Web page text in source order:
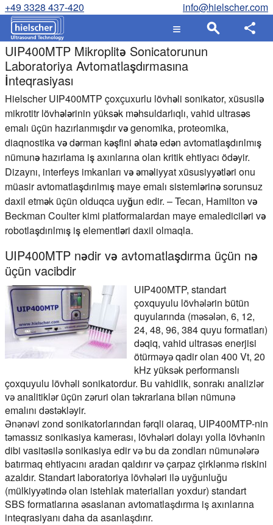
+49 3328 437-420 info@hielscher.com
UIP400MTP Mikroplitə Sonicatorunun
Laboratoriya Avtomatlaşdırmasına
İnteqrasiyası
Hielscher UIP400MTP çoxçuxurlu lövhəli sonikator, xüsusilə
mikrotitr lövhələrinin yüksək məhsuldarlıqlı, vahid ultrasəs
emalı üçün hazırlanmışdır və genomika, proteomika,
diaqnostika və dərman kəşfini əhatə edən avtomatlaşdırılmış
nümunə hazırlama iş axınlarına olan kritik ehtiyacı ödəyir.
Dizaynı, interfeys imkanları və əməliyyat xüsusiyyətləri onu
müasir avtomatlaşdırılmış maye emalı sistemlərinə sorunsuz
daxil etmək üçün olduqca uyğun edir. – Tecan, Hamilton və
Beckman Coulter kimi platformalardan maye emalediciləri və
robotlaşdırılmış iş elementləri daxil olmaqla.
UIP400MTP nədir və avtomatlaşdırma üçün nə
üçün vacibdir
UIP400MTP, standart
çoxquyulu lövhələrin bütün
quyularında (məsələn, 6, 12,
24, 48, 96, 384 quyu formatları)
dəqiq, vahid ultrasəs enerjisi
ötürməyə qadir olan 400 Vt, 20
kHz yüksək performanslı
çoxquyulu lövhəli sonikatordur. Bu vahidlik, sonrakı analizlər
və analitiklər üçün zəruri olan təkrarlana bilən nümunə
emalını dəstəkləyir.
Ənənəvi zond sonikatorlarından fərqli olaraq, UIP400MTP-nin
təmassız sonikasiya kamerası, lövhələri dolayı yolla lövhənin
dibi vasitəsilə sonikasiya edir və bu da zondları nümunələrə
batırmaq ehtiyacını aradan qaldırır və çarpaz çirklənmə riskini
azaldır. Standart laboratoriya lövhələri ilə uyğunluğu
(mülkiyyətində olan istehlak materialları yoxdur) standart
SBS formatlarına əsaslanan avtomatlaşdırma iş axınlarına
inteqrasiyanı daha da asanlaşdırır.